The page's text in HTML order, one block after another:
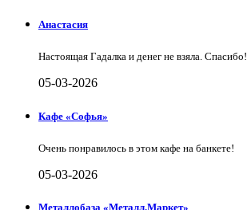
Анастасия
Настоящая Гадалка и денег не взяла. Спасибо!
05-03-2026
Кафе «Софья»
Очень понравилось в этом кафе на банкете!
05-03-2026
Металлобаза «Металл.Маркет»